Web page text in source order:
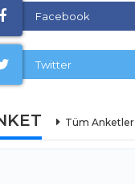
Facebook
Twitter
Tüm Anketler